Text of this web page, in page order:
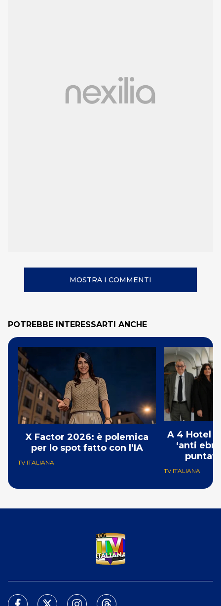
MOSTRA I COMMENTI
POTREBBE INTERESSARTI ANCHE
X Factor 2026: è polemica
per lo spot fatto con l’IA
TV ITALIANA
A 4 Hotel
‘anti
TV ITALIANA